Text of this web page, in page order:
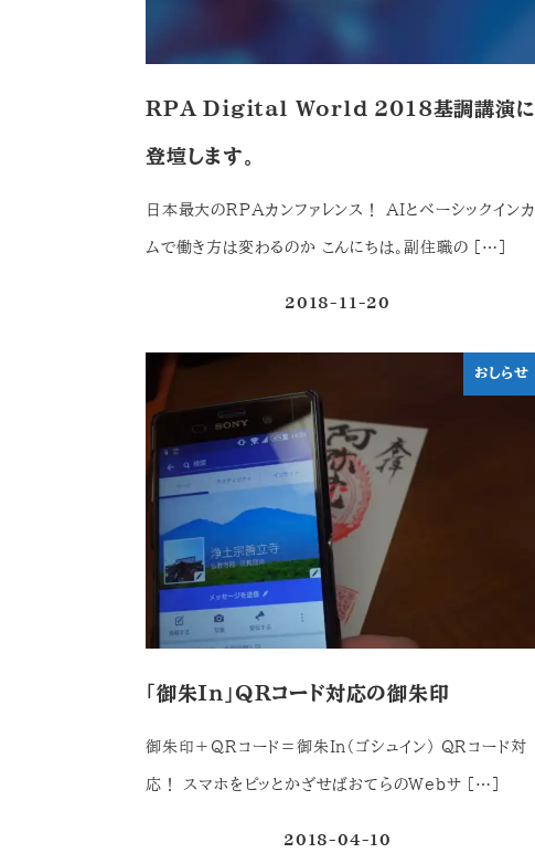
RPA Digital World 2018基調講演に
登壇します。
日本最大のRPAカンファレンス！ AIとベーシックインカ
ムで働き方は変わるのか こんにちは。副住職の […]
2018-11-20
おしらせ
「御朱In」QRコード対応の御朱印
御朱印＋QRコード＝御朱In（ゴシュイン） QRコード対
応！ スマホをピッとかざせばおてらのWebサ […]
2018-04-10